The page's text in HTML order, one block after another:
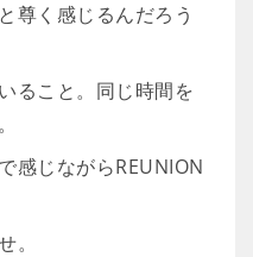
尊く感じるんだろう
ること。同じ時間を
感じながらREUNION
。